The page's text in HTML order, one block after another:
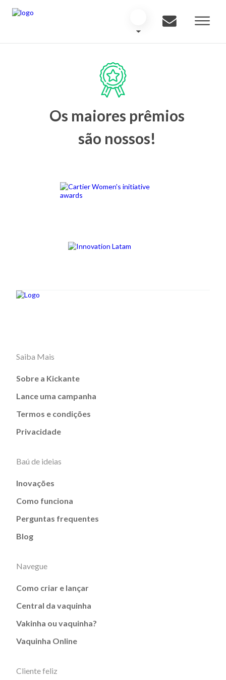
Os maiores prêmios
são nossos!
Saiba Mais
Sobre a Kickante
Lance uma campanha
Termos e condições
Privacidade
Baú de ideias
Inovações
Como funciona
Perguntas frequentes
Blog
Navegue
Como criar e lançar
Central da vaquinha
Vakinha ou vaquinha?
Vaquinha Online
Cliente feliz